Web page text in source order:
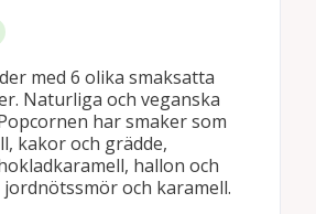
med 6 olika smaksatta
Naturliga och veganska
har smaker som
kakor och grädde,
hallon och
och karamell.